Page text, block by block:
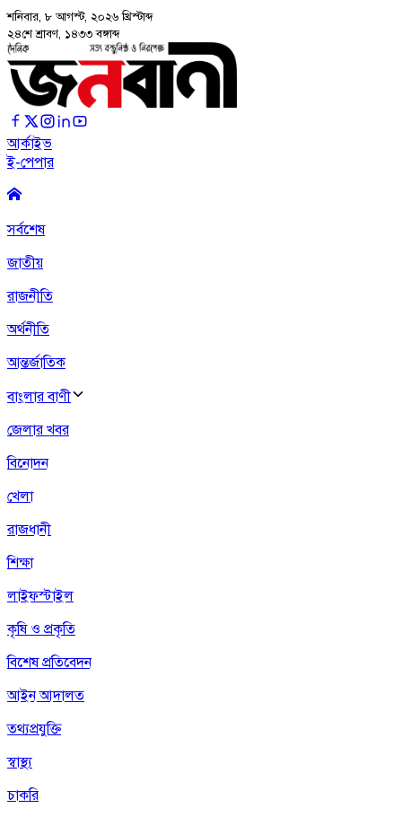
শনিবার, ৮ আগস্ট, ২০২৬ খ্রিস্টাব্দ
২৪শে শ্রাবণ, ১৪৩৩ বঙ্গাব্দ
আর্কাইভ
ই-পেপার
সর্বশেষ
জাতীয়
রাজনীতি
অর্থনীতি
আন্তর্জাতিক
বাংলার বাণী
জেলার খবর
বিনোদন
খেলা
রাজধানী
শিক্ষা
লাইফস্টাইল
কৃষি ও প্রকৃতি
বিশেষ প্রতিবেদন
আইন আদালত
তথ্যপ্রযুক্তি
স্বাস্থ্য
চাকরি